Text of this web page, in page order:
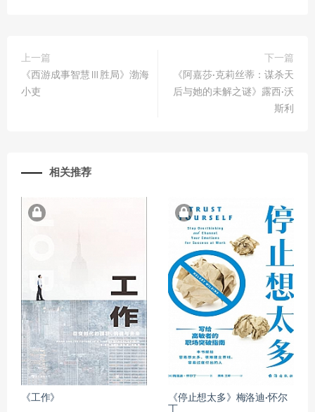
上一篇
《西游成事智慧Ⅲ胜局》渤海
小吏
下一篇
《阿嘉莎·克莉丝蒂：谋杀天
后与她的未解之谜》露西·沃
斯利
相关推荐
《工作》
《停止想太多》梅洛迪·怀尔